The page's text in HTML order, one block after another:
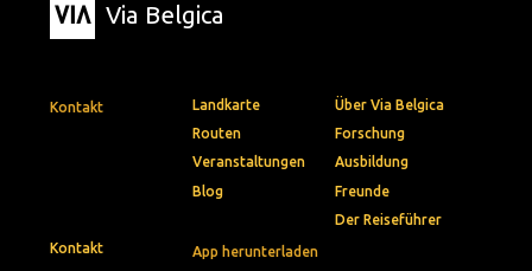
Via Belgica
Kontakt
App herunterladen
Landkarte
Routen
Veranstaltungen
Blog
Über Via Belgica
Forschung
Ausbildung
Freunde
Der Reiseführer
Kontakt